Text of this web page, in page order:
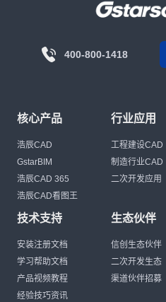
400-800-1418
核心产品
浩辰CAD
GstarBIM
浩辰CAD 365
浩辰CAD看图王
行业应用
工程建设CAD
制造行业CAD
二次开发应用
技术支持
安装注册文档
学习帮助文档
产品视频教程
经验技巧资讯
生态伙伴
信创生态伙伴
二次开发生态
渠道伙伴招募